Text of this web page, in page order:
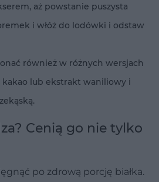
aż powstanie puszysta
i włóż do lodówki i odstaw
również w różnych wersjach
kakao lub ekstrakt waniliowy i
Cenią go nie tylko
po zdrową porcję białka.